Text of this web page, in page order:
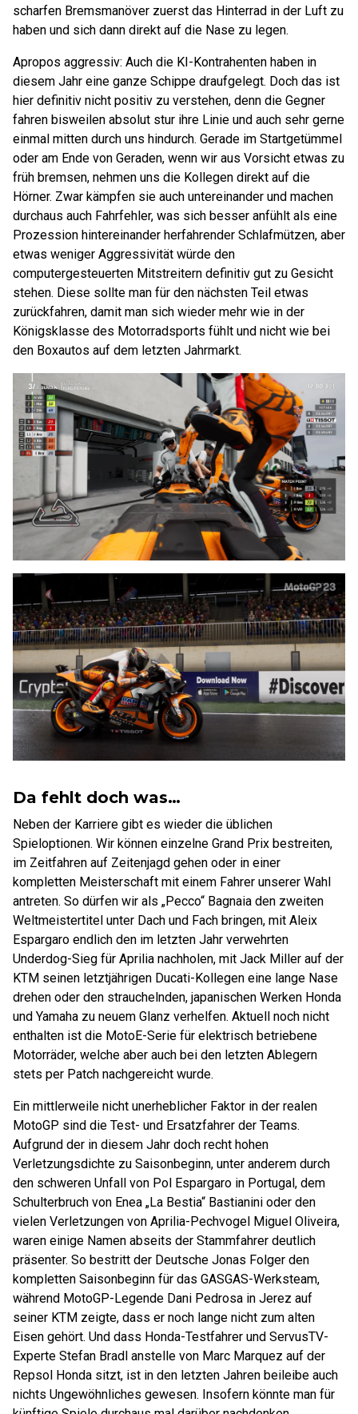
scharfen Bremsmanöver zuerst das Hinterrad in der Luft zu
haben und sich dann direkt auf die Nase zu legen.
Apropos aggressiv: Auch die KI-Kontrahenten haben in
diesem Jahr eine ganze Schippe draufgelegt. Doch das ist
hier definitiv nicht positiv zu verstehen, denn die Gegner
fahren bisweilen absolut stur ihre Linie und auch sehr gerne
einmal mitten durch uns hindurch. Gerade im Startgetümmel
oder am Ende von Geraden, wenn wir aus Vorsicht etwas zu
früh bremsen, nehmen uns die Kollegen direkt auf die
Hörner. Zwar kämpfen sie auch untereinander und machen
durchaus auch Fahrfehler, was sich besser anfühlt als eine
Prozession hintereinander herfahrender Schlafmützen, aber
etwas weniger Aggressivität würde den
computergesteuerten Mitstreitern definitiv gut zu Gesicht
stehen. Diese sollte man für den nächsten Teil etwas
zurückfahren, damit man sich wieder mehr wie in der
Königsklasse des Motorradsports fühlt und nicht wie bei
den Boxautos auf dem letzten Jahrmarkt.
Da fehlt doch was…
Neben der Karriere gibt es wieder die üblichen
Spieloptionen. Wir können einzelne Grand Prix bestreiten,
im Zeitfahren auf Zeitenjagd gehen oder in einer
kompletten Meisterschaft mit einem Fahrer unserer Wahl
antreten. So dürfen wir als „Pecco“ Bagnaia den zweiten
Weltmeistertitel unter Dach und Fach bringen, mit Aleix
Espargaro endlich den im letzten Jahr verwehrten
Underdog-Sieg für Aprilia nachholen, mit Jack Miller auf der
KTM seinen letztjährigen Ducati-Kollegen eine lange Nase
drehen oder den strauchelnden, japanischen Werken Honda
und Yamaha zu neuem Glanz verhelfen. Aktuell noch nicht
enthalten ist die MotoE-Serie für elektrisch betriebene
Motorräder, welche aber auch bei den letzten Ablegern
stets per Patch nachgereicht wurde.
Ein mittlerweile nicht unerheblicher Faktor in der realen
MotoGP sind die Test- und Ersatzfahrer der Teams.
Aufgrund der in diesem Jahr doch recht hohen
Verletzungsdichte zu Saisonbeginn, unter anderem durch
den schweren Unfall von Pol Espargaro in Portugal, dem
Schulterbruch von Enea „La Bestia“ Bastianini oder den
vielen Verletzungen von Aprilia-Pechvogel Miguel Oliveira,
waren einige Namen abseits der Stammfahrer deutlich
präsenter. So bestritt der Deutsche Jonas Folger den
kompletten Saisonbeginn für das GASGAS-Werksteam,
während MotoGP-Legende Dani Pedrosa in Jerez auf
seiner KTM zeigte, dass er noch lange nicht zum alten
Eisen gehört. Und dass Honda-Testfahrer und ServusTV-
Experte Stefan Bradl anstelle von Marc Marquez auf der
Repsol Honda sitzt, ist in den letzten Jahren beileibe auch
nichts Ungewöhnliches gewesen. Insofern könnte man für